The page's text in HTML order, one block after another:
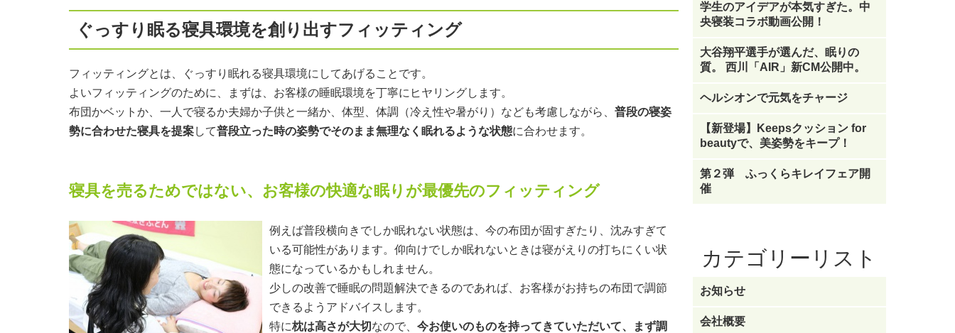
ぐっすり眠る寝具環境を創り出すフィッティング
フィッティングとは、ぐっすり眠れる寝具環境にしてあげることです。
よいフィッティングのために、まずは、お客様の睡眠環境を丁寧にヒヤリングします。
布団かベットか、一人で寝るか夫婦か子供と一緒か、体型、体調（冷え性や暑がり）なども考慮しながら、 普段の寝姿
勢に合わせた寝具を提案して普段立った時の姿勢でそのまま無理なく眠れるような状態に合わせます。
寝具を売るためではない、お客様の快適な眠りが最優先のフィッティング
例えば普段横向きでしか眠れない状態は、今の布団が固すぎたり、沈みすぎて
いる可能性があります。仰向けでしか眠れないときは寝がえりの打ちにくい状
態になっているかもしれません。
少しの改善で睡眠の問題解決できるのであれば、お客様がお持ちの布団で調節
できるようアドバイスします。
特に枕は高さが大切 なので、今お使いのものを持ってきていただいて、まず調
学生のアイデアが本気すぎた。中
央寝装コラボ動画公開！
大谷翔平選手が選んだ、眠りの
質。 西川「AIR」新CM公開中。
ヘルシオンで元気をチャージ
【新登場】Keepsクッション for
beautyで、美姿勢をキープ！
第２弾 ふっくらキレイフェア開
催
カテゴリーリスト
お知らせ
会社概要